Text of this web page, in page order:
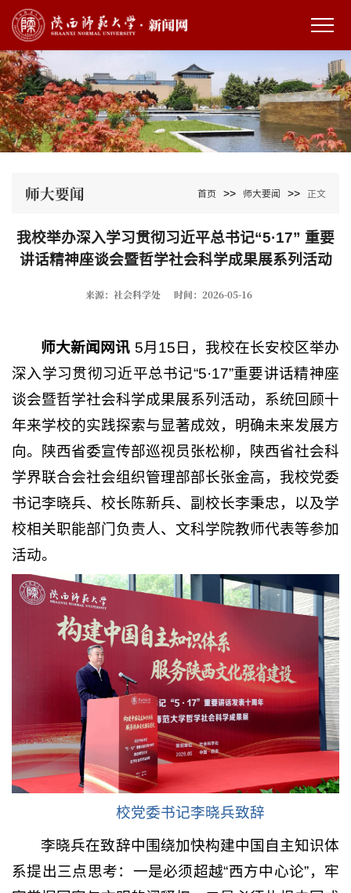
师大要闻 首页 >> 师大要闻 >> 正文
我校举办深入学习贯彻习近平总书记“5·17” 重要
讲话精神座谈会暨哲学社会科学成果展系列活动
来源：社会科学处 时间：2026-05-16
师大新闻网讯 5月15日，我校在长安校区举办
深入学习贯彻习近平总书记“5·17”重要讲话精神座
谈会暨哲学社会科学成果展系列活动，系统回顾十
年来学校的实践探索与显著成效，明确未来发展方
向。陕西省委宣传部巡视员张松柳，陕西省社会科
学界联合会社会组织管理部部长张金高，我校党委
书记李晓兵、校长陈新兵、副校长李秉忠，以及学
校相关职能部门负责人、文科学院教师代表等参加
活动。
校党委书记李晓兵致辞
李晓兵在致辞中围绕加快构建中国自主知识体
系提出三点思考：一是必须超越“西方中心论”，牢